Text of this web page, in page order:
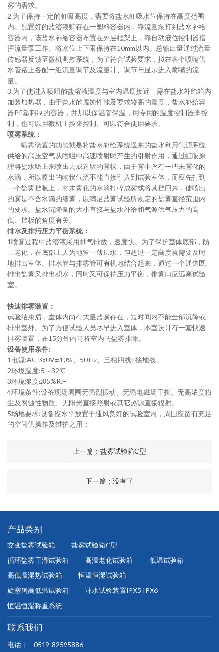
雾的需求。
2.为了保持一定的虹吸高度，需要将盐水虹吸水位保持在高度范围
内。配置好的盐溶液贮存在一塑料容器内，靠流量泵打到盐水补给
容器内，该盐水补给容器布置在外层框架上，靠自动液位控制器指
挥流量泵工作。将水位上下限保持在10mm以内。总输出量通过流量
传感器反馈至微机测控系统，为了符合试验要求，拟在各个喷嘴供
水管路上各配一组流量调节及流量计、调节与显示进入喷嘴的流
量。
3.为了使进入喷咀的盐溶液温度与室内温度接近，需在盐水补给箱内
加装加热器，由于盐水的腐蚀性能及要求较高的温度，盐水补给容
器PP塑料制的容器，并加以保温管保温，用专用的温度控制器来控
制，也可以用微机主控来控制。可以符合使用要求。
喷雾系统：
喷雾装置的功能就是将盐水补给系统送来的盐水利用气源系统
供给的高压空气从喷咀中高速喷射时产生的引射作用，通过虹吸原
理将盐水吸上来喷出去成迷散的雾状，由于雾中含有一些未雾化的
水滴，所以喷出的物状气流不能直接引入到试验室体，而应先打到
一个盐雾挡板上，将未雾化的水滴打碎成雾或将其挡回来，使喷出
的雾是不含水滴的细雾，以满足盐雾试验所规定的盐雾直径范围内
的要求。盐水沉降量的大小直接与盐水补给和气源供气压力的高
低、挡板的角度有关。
排水及排污压力平衡系统：
1喷雾过程中盐溶液采用抽气排放，速度快。为了保护室体底部，防
止老化，在底部上人为地留一薄层水，但超过一定高度就需要及时
地排出室体。排水管与排雾管可有机地结合起来，通过一个通道既
排出盐雾又排出积水，同时又可保持压力平衡，排雾口应远离试验
室。
快速排雾装置：
试验结束后，室体内尚有大量盐雾存在，短时间内不能全部沉降或
排出室外。为了方便试验人员尽早进入室体，本室设计有一套快速
排雾装置，在15分钟内可将室内的盐雾排除。
设备使用条件:
1 电源:AC 380V±10% 50 Hz 、三相四线+接地线
2环境温度:5 ～32℃
3环境湿度≤85%R.H
4环境条件:设备现场周围无强烈振动、无强电磁场干扰、无高浓度粉
尘及腐蚀性物质、无阳光直接照射或其它热源直接辐射。
5场地要求:设备应水平放置于通风良好的试验室内，周围应留有充足
的空间供操作及维护之用；
上一篇： 盐雾试验箱C型
下一篇：没有了
产品类别
交变盐雾试验箱
盐雾试验箱C型
循环盐雾干湿试验箱
高温老化试验箱
低温试验箱
高低温湿热试验箱
恒温恒湿试验箱
旋塞阀高低温试验箱
冲水试验装置IPX5 IPX6
恒温恒湿称重系统
联系我们
电话：
0519-82595886